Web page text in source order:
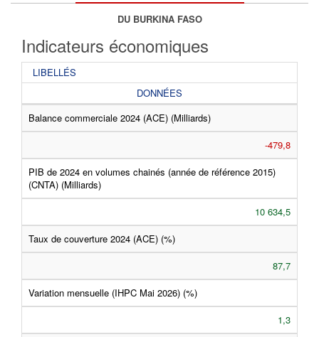
DU BURKINA FASO
Indicateurs économiques
LIBELLÉS
DONNÉES
Balance commerciale 2024 (ACE) (Milliards)
-479,8
PIB de 2024 en volumes chainés (année de référence 2015)
(CNTA) (Milliards)
10 634,5
Taux de couverture 2024 (ACE) (%)
87,7
Variation mensuelle (IHPC Mai 2026) (%)
1,3